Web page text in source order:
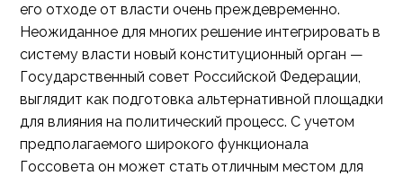
его отходе от власти очень преждевременно.
Неожиданное для многих решение интегрировать в
систему власти новый конституционный орган —
Государственный совет Российской Федерации,
выглядит как подготовка альтернативной площадки
для влияния на политический процесс. С учетом
предполагаемого широкого функционала
Госсовета он может стать отличным местом для